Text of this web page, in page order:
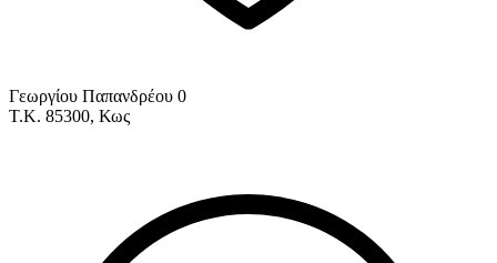
Γεωργίου Παπανδρέου 0
Τ.Κ. 85300, Κως